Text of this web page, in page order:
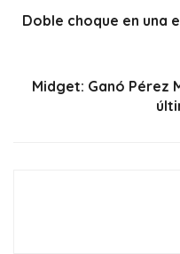
Doble choque en una
Midget: Ganó Pérez